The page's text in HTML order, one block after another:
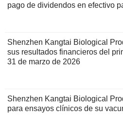
pago de dividendos en efectivo
Shenzhen Kangtai Biological
sus resultados financieros del
31 de marzo de 2026
Shenzhen Kangtai Biological
para ensayos clínicos de su